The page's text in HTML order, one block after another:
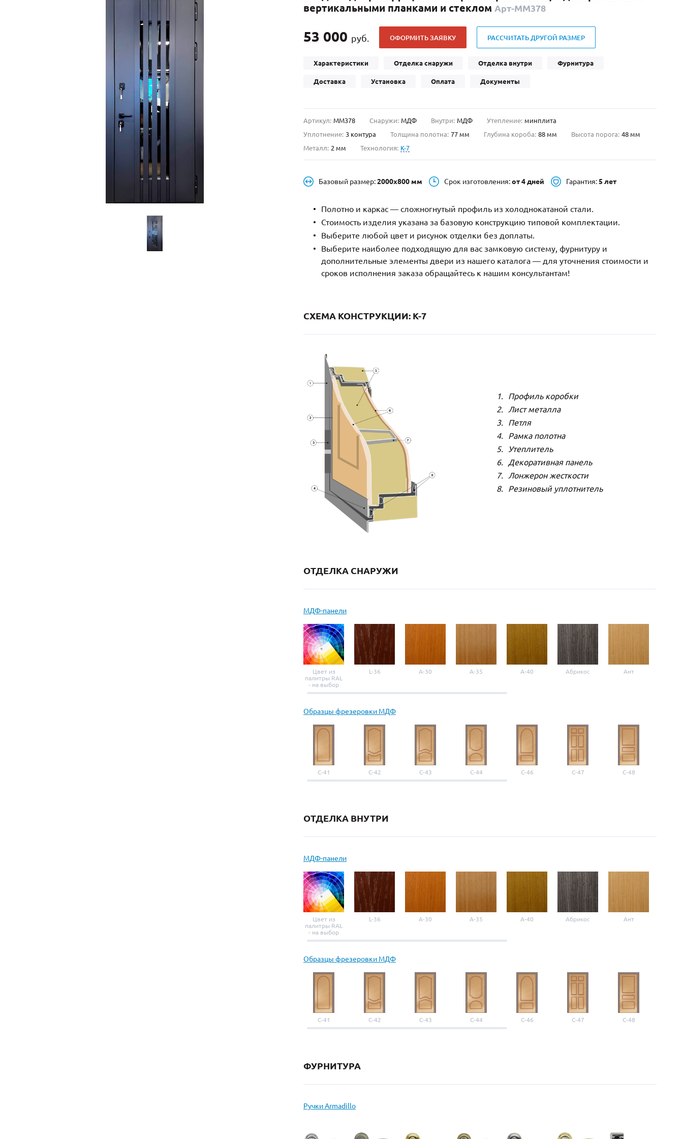
(35)
(46)
(29)
Для дачи
Для магазина
С отбойником (91)
С импостами (73)
С витражами (11)
В современном стиле
Нестандартные(479)
С фрамугой(265)
4-го класса защиты (499)
Полуторапольные
вертикальными планками и стеклом Арт-ММ378
53 000 руб. ОФОРМИТЬ ЗАЯВКУ РАССЧИТАТЬ ДРУГОЙ РАЗМЕР
Характеристики Отделка снаружи Отделка внутри Фурнитура
Доставка Установка Оплата Документы
Артикул: ММ378 Снаружи: МДФ Внутри: МДФ Утепление: минплита
Уплотнение: 3 контура Толщина полотна: 77 мм Глубина короба: 88 мм Высота порога: 48 мм
Металл: 2 мм Технология: K-7
Базовый размер:2000х800 мм Срок изготовления:от 4 дней Гарантия:5 лет
Полотно и каркас — сложногнутый профиль из холоднокатаной стали.
Стоимость изделия указана за базовую конструкцию типовой комплектации.
Выберите любой цвет и рисунок отделки без доплаты.
Выберите наиболее подходящую для вас замковую систему, фурнитуру и
дополнительные элементы двери из нашего каталога — для уточнения стоимости и
сроков исполнения заказа обращайтесь к нашим консультантам!
СХЕМА КОНСТРУКЦИИ: K-7
Профиль коробки
Лист металла
Петля
Рамка полотна
Утеплитель
Декоративная панель
Лонжерон жесткости
Резиновый уплотнитель
ОТДЕЛКА СНАРУЖИ
МДФ-панели
Цвет из
палитры RAL
- на выбор
L-36 A-30 A-35 A-40 Абрикос Ант
Образцы фрезеровки МДФ
С-41 С-42 С-43 С-44 С-46 С-47 С-48
ОТДЕЛКА ВНУТРИ
МДФ-панели
Цвет из
палитры RAL
- на выбор
L-36 A-30 A-35 A-40 Абрикос Ант
Образцы фрезеровки МДФ
С-41 С-42 С-43 С-44 С-46 С-47 С-48
ФУРНИТУРА
Ручки Armadillo